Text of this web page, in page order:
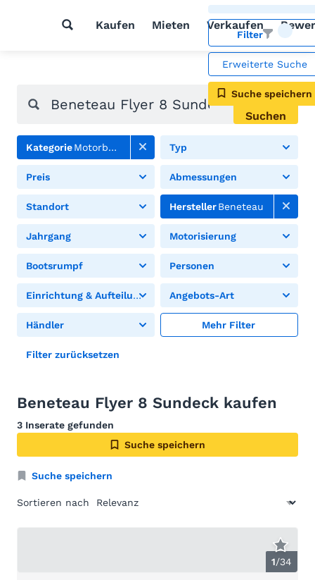
Kaufen Mieten Verkaufen
Filter
Erweiterte Suche
Suche speichern
Suchen
KategorieMotorboote Typ
Preis Abmessungen
Standort HerstellerBeneteau
Jahrgang Motorisierung
Bootsrumpf Personen
Einrichtung & Aufteilung Angebots-Art
Händler Mehr Filter
Filter zurücksetzen
Beneteau Flyer 8 Sundeck kaufen
3 Inserate gefunden
Suche speichern
Suche speichern
Sortieren nach
1/34